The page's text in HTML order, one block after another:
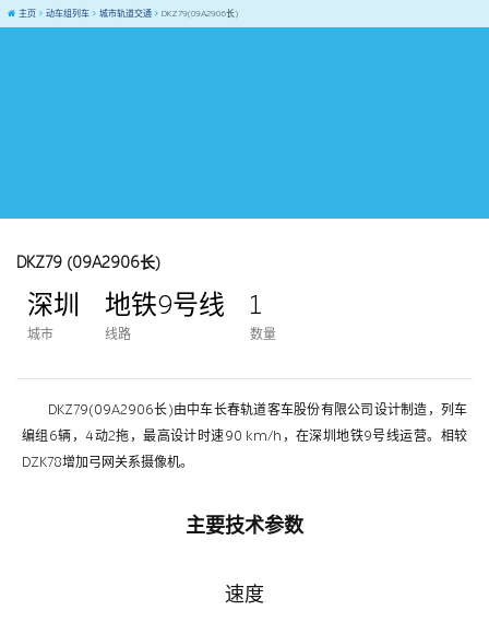
主页 动车组列车 城市轨道交通 DKZ79(09A2906长)
DKZ79 (09A2906长)
深圳
城市
地铁9号线
线路
1
数量
DKZ79(09A2906长)由中车长春轨道客车股份有限公司设计制造，列车
编组6辆，4动2拖，最高设计时速90 km/h，在深圳地铁9号线运营。相较
DZK78增加弓网关系摄像机。
主要技术参数
速度